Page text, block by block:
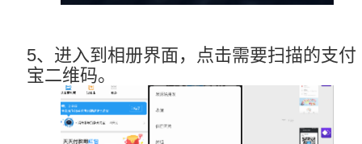
5、进入到相册界面，点击需要扫描的支付
宝二维码。